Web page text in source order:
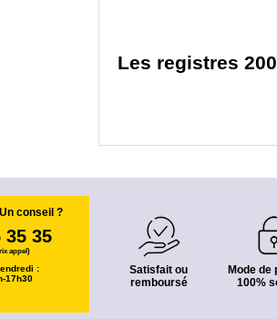
Les registres
conseil ?
35 35
appel)
:
17h30
Satisfait ou
remboursé
Mode de
100%